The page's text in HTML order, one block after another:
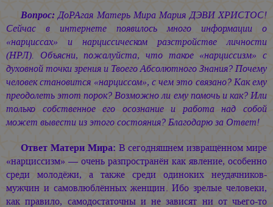
Вопрос: ДоРАгая Матерь МираМария ДЭВИ ХРИСТОС!
Сейчас в интернете появилось много информации о
«нарциссах» и нарциссическом разстройстве личности
(НРЛ). Объясни, пожалуйста, что такое «нарциссизм» с
духовной точки зрения и Твоего Абсолютного Знания? Почему
человек становится «нарциссом», с чем это связано? Как ему
преодолеть этот порок? Возможно ли ему помочь и как? Или
только собственное его осознание и работа над собой
может вывести из этого состояния? Благодарю за Ответ!
Ответ Матери Мира: В сегодняшнем извращённом мире
«нарциссизм» — очень разпространён как явление, особенно
среди молодёжи, а также среди одиноких неудачников-
мужчин и самовлюблённых женщин. Ибо зрелые человеки,
как правило, самодостаточны и не зависят ни от чьего-то